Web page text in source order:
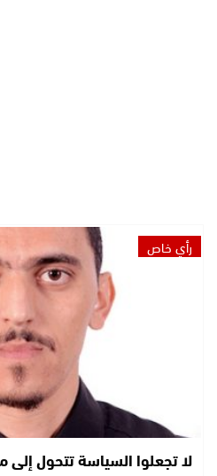
رأي خاص
لا تجعلوا السياسة تتحول إلى